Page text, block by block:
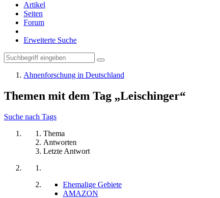
Artikel
Seiten
Forum
Erweiterte Suche
Ahnenforschung in Deutschland
Themen mit dem Tag „Leischinger“
Suche nach Tags
Thema
Antworten
Letzte Antwort
Ehemalige Gebiete
AMAZON